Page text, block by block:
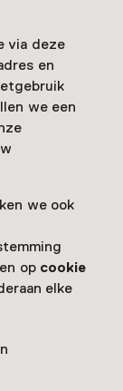
via deze
en
we een
we ook
op cookie
elke